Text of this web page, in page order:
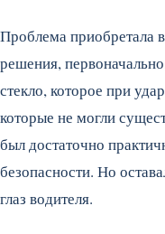
Проблема приобретала
решения,
стекло, которое при
которые не могли
был достаточно
безопасности. Но
глаз водителя.